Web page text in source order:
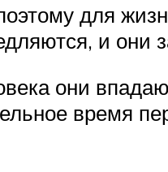
для
и они
они
время